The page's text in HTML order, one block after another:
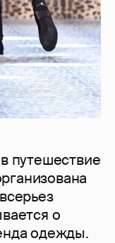
путешествие
о
одежды.